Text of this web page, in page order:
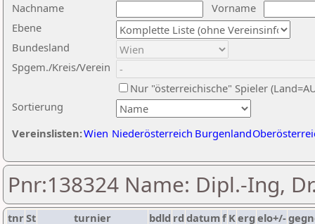
Nachname
Vorname
Ebene
Sortierung
Bundesland
Spgem./Kreis/Verein
Nur "österreichische" Spieler
Vereinslisten:Wien Niederösterreich Burgenland
Pnr:138324 Name: Dipl.-Ing,
tnrSt turnier bdld rd datumf Kerg elo+/-